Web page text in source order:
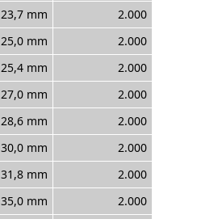
23,7 mm
2.000
25,0 mm
2.000
25,4 mm
2.000
27,0 mm
2.000
28,6 mm
2.000
30,0 mm
2.000
31,8 mm
2.000
35,0 mm
2.000